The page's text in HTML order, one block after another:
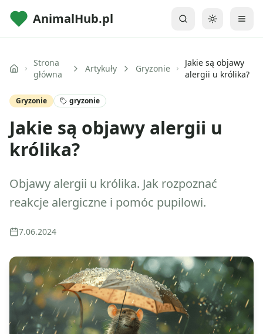
AnimalHub.pl Przełącz
Strona
główna
Artykuły Gryzonie
Jakie są objawy
alergii u królika?
Gryzonie gryzonie
Jakie są objawy alergii u
królika?
Objawy alergii u królika. Jak rozpoznać
reakcje alergiczne i pomóc pupilowi.
7.06.2024